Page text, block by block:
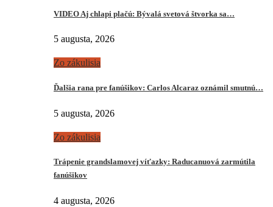
VIDEO Aj chlapi plačú: Bývalá svetová štvorka sa…
5 augusta, 2026
Zo zákulisia
Ďalšia rana pre fanúšikov: Carlos Alcaraz oznámil smutnú…
5 augusta, 2026
Zo zákulisia
Trápenie grandslamovej víťazky: Raducanuová zarmútila
fanúšikov
4 augusta, 2026